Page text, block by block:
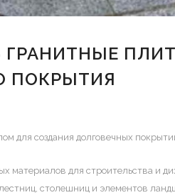
ГРАНИТНЫЕ
ПОКРЫТИЯ
для создания долговечных
материалов для строительства и
столешниц и элементов